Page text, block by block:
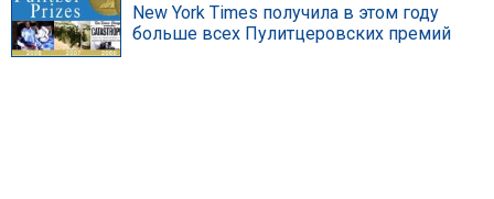
New York Times получила в этом году
больше всех Пулитцеровских премий